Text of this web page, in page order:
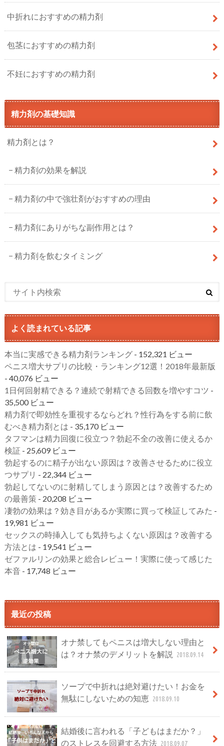
中折れにおすすめの精力剤
包茎におすすめの精力剤
不妊におすすめの精力剤
精力剤の基礎知識
精力剤とは？
精力剤の効果を解説
精力剤の中で強壮剤がおすすめの理由
精力剤にありがちな副作用とは？
精力剤を飲むタイミング
よく読まれている記事
本当に実感できる精力剤ランキング- 152,321 ビュー
ペニス増大サプリの比較・ランキング12選！2018年最新版
- 40,076 ビュー
1日何回射精できる？連続で射精できる回数を増やすコツ -
35,500 ビュー
精力剤で即効性を重視するならどれ？性行為をする前に飲
むべき精力剤とは - 35,170 ビュー
タフマンは精力回復に役立つ？勃起不全の改善に使えるか
検証 - 25,609 ビュー
勃起するのに精子が出ない原因は？改善させるために役立
つサプリ - 22,344 ビュー
勃起してないのに射精してしまう原因とは？改善するため
の最善策- 20,208 ビュー
凄勃の効果は？効き目があるか実際に買って検証してみた -
19,981 ビュー
セックスの時挿入しても気持ちよくない原因は？改善する
方法とは - 19,541 ビュー
ゼファルリンの効果と総合レビュー！実際に使って感じた
本音- 17,748 ビュー
最近の投稿
オナ禁してもペニスは増大しない理由と
は？オナ禁のデメリットを解説
2018.09.14
ソープで中折れは絶対避けたい！お金を
無駄にしないための知恵 2018.09.10
結婚後に言われる「子どもはまだか？」
のストレスを回避する方法 2018.09.07